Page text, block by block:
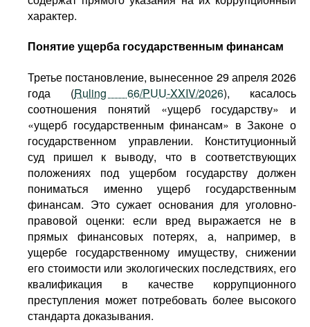
характер.
Понятие ущерба государственным финансам
Третье постановление, вынесенное 29 апреля 2026
года (Ruling 66/PUU-XXIV/2026), касалось
соотношения понятий «ущерб государству» и
«ущерб государственным финансам» в Законе о
государственном управлении. Конституционный
суд пришел к выводу, что в соответствующих
положениях под ущербом государству должен
пониматься именно ущерб государственным
финансам. Это сужает основания для уголовно-
правовой оценки: если вред выражается не в
прямых финансовых потерях, а, например, в
ущербе государственному имуществу, снижении
его стоимости или экологических последствиях, его
квалификация в качестве коррупционного
преступления может потребовать более высокого
стандарта доказывания.